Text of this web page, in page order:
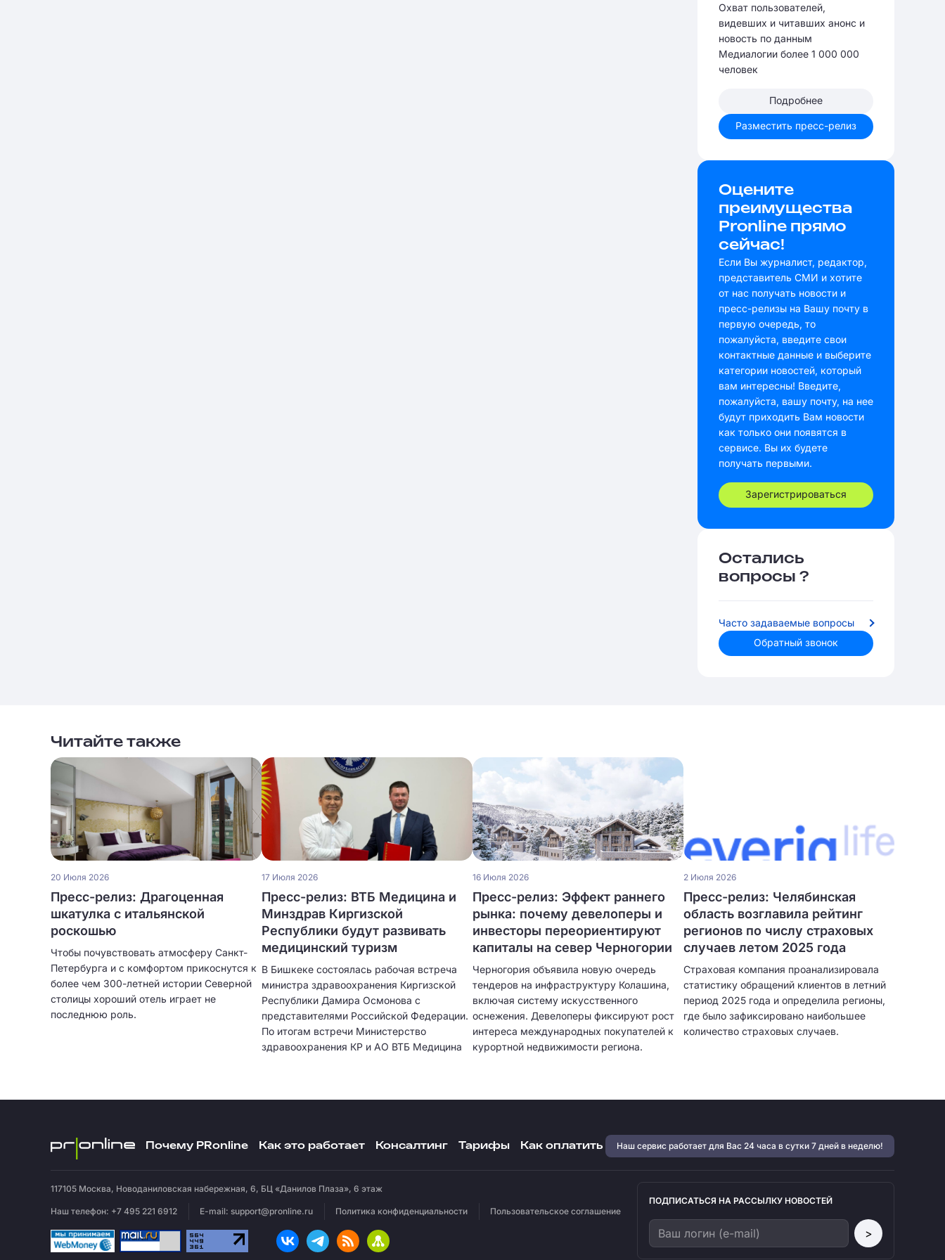
Охват пользователей,
видевших и читавших анонс и
новость по данным
Медиалогии более 1 000 000
человек
Подробнее
Разместить пресс-релиз
Оцените
преимущества
Pronline прямо
сейчас!
Если Вы журналист, редактор,
представитель СМИ и хотите
от нас получать новости и
пресс-релизы на Вашу почту в
первую очередь, то
пожалуйста, введите свои
контактные данные и выберите
категории новостей, который
вам интересны! Введите,
пожалуйста, вашу почту, на нее
будут приходить Вам новости
как только они появятся в
сервисе. Вы их будете
получать первыми.
Зарегистрироваться
Остались
вопросы ?
Часто задаваемые вопросы
Обратный звонок
Читайте также
20 Июля 2026
Пресс-релиз: Драгоценная
шкатулка с итальянской
роскошью
Чтобы почувствовать атмосферу Санкт-
Петербурга и с комфортом прикоснутся к
более чем 300-летней истории Северной
столицы хороший отель играет не
последнюю роль.
17 Июля 2026
Пресс-релиз: ВТБ Медицина и
Минздрав Киргизской
Республики будут развивать
медицинский туризм
В Бишкеке состоялась рабочая встреча
министра здравоохранения Киргизской
Республики Дамира Осмонова с
представителями Российской Федерации.
По итогам встречи Министерство
здравоохранения КР и АО ВТБ Медицина
16 Июля 2026
Пресс-релиз: Эффект раннего
рынка: почему девелоперы и
инвесторы переориентируют
капиталы на север Черногории
Черногория объявила новую очередь
тендеров на инфраструктуру Колашина,
включая систему искусственного
оснежения. Девелоперы фиксируют рост
интереса международных покупателей к
курортной недвижимости региона.
2 Июля 2026
Пресс-релиз: Челябинская
область возглавила рейтинг
регионов по числу страховых
случаев летом 2025 года
Страховая компания проанализировала
статистику обращений клиентов в летний
период 2025 года и определила регионы,
где было зафиксировано наибольшее
количество страховых случаев.
Почему PRonline Как это работает Консалтинг Тарифы Как оплатить Наш сервис работает для Вас 24 часа в сутки 7 дней в неделю!
117105 Москва, Новоданиловская набережная, 6, БЦ «Данилов Плаза», 6 этаж
Наш телефон: +7 495 221 6912 E-mail: support@pronline.ru Политика конфиденциальности Пользовательское соглашение
ПОДПИСАТЬСЯ НА РАССЫЛКУ НОВОСТЕЙ